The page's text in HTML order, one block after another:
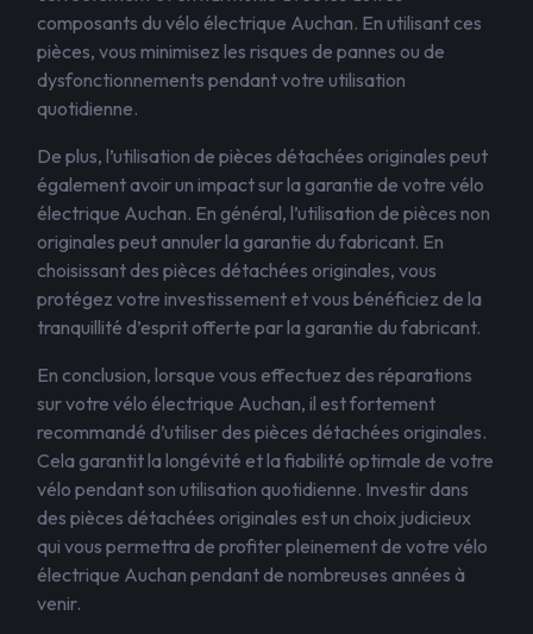
composants du vélo électrique Auchan. En utilisant ces
pièces, vous minimisez les risques de pannes ou de
dysfonctionnements pendant votre utilisation
quotidienne.
De plus, l’utilisation de pièces détachées originales peut
également avoir un impact sur la garantie de votre vélo
électrique Auchan. En général, l’utilisation de pièces non
originales peut annuler la garantie du fabricant. En
choisissant des pièces détachées originales, vous
protégez votre investissement et vous bénéficiez de la
tranquillité d’esprit offerte par la garantie du fabricant.
En conclusion, lorsque vous effectuez des réparations
sur votre vélo électrique Auchan, il est fortement
recommandé d’utiliser des pièces détachées originales.
Cela garantit la longévité et la fiabilité optimale de votre
vélo pendant son utilisation quotidienne. Investir dans
des pièces détachées originales est un choix judicieux
qui vous permettra de profiter pleinement de votre vélo
électrique Auchan pendant de nombreuses années à
venir.